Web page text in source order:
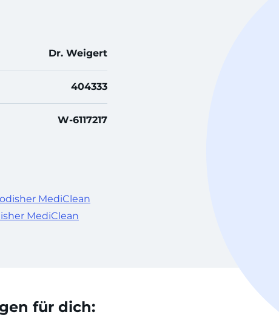
Dr. Weigert
404333
W-6117217
MediClean
MediClean
für dich: